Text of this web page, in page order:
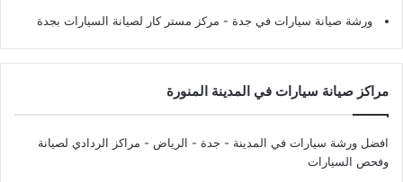
ورشة صيانة سيارات في جدة - مركز مستر كار لصيانة السيارات بجدة
مراكز صيانة سيارات في المدينة المنورة
افضل ورشة سيارات في المدينة - جدة - الرياض - مراكز الردادي لصيانة
وفحص السيارات